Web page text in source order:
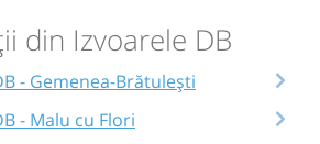
din Izvoarele DB
- Gemenea-Brătulești
- Malu cu Flori